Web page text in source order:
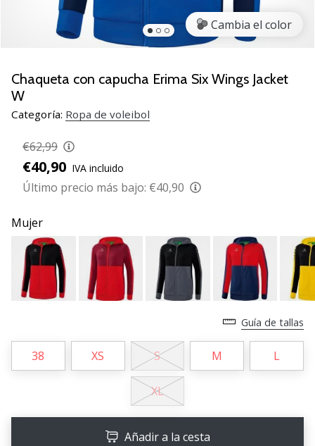
voleibol
Navidad
para
jugadores
de
¡Nuestros
consejos
te
ayudarán
elegir
el
regalo
perfecto!
Encuentra…
11. 8. 2022
2 min. de lectura
Weplayvolleyball!
Cambia el color
Chaqueta con capucha Erima Six Wings Jacket
W
Categoría: Ropa de voleibol
€62,99
€40,90 IVA incluido
Último precio más bajo: €40,90
Mujer
Guía de tallas
38 XS S M L
XL
Añadir a la cesta